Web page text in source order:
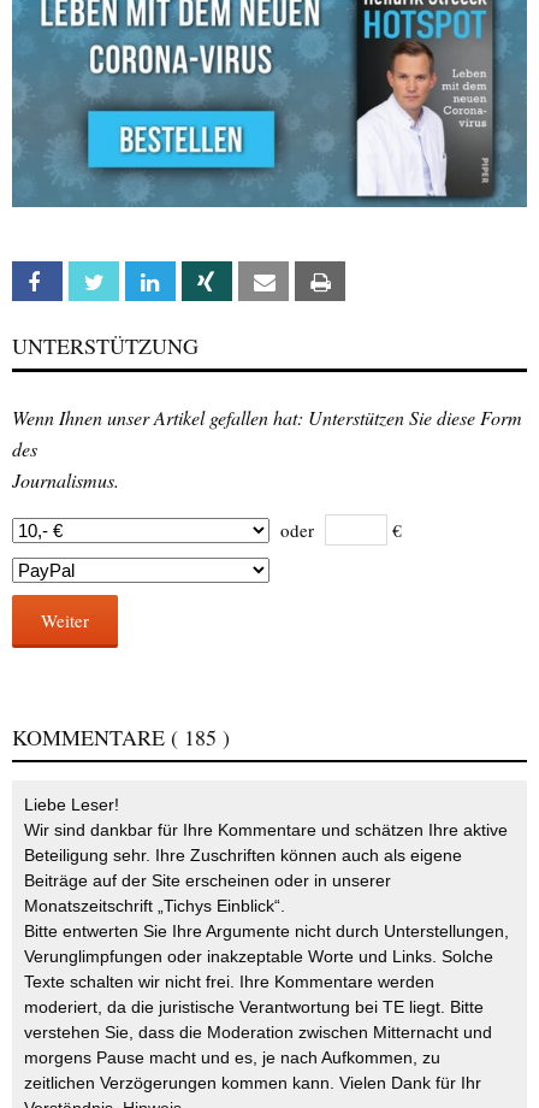
Facebook Twitter Linkedin Xing Email
UNTERSTÜTZUNG
Wenn Ihnen unser Artikel gefallen hat: Unterstützen Sie diese Form
des
Journalismus.
oder €
Weiter
KOMMENTARE ( 185 )
Liebe Leser!
Wir sind dankbar für Ihre Kommentare und schätzen Ihre aktive
Beteiligung sehr. Ihre Zuschriften können auch als eigene
Beiträge auf der Site erscheinen oder in unserer
Monatszeitschrift „Tichys Einblick“.
Bitte entwerten Sie Ihre Argumente nicht durch Unterstellungen,
Verunglimpfungen oder inakzeptable Worte und Links. Solche
Texte schalten wir nicht frei. Ihre Kommentare werden
moderiert, da die juristische Verantwortung bei TE liegt. Bitte
verstehen Sie, dass die Moderation zwischen Mitternacht und
morgens Pause macht und es, je nach Aufkommen, zu
zeitlichen Verzögerungen kommen kann. Vielen Dank für Ihr